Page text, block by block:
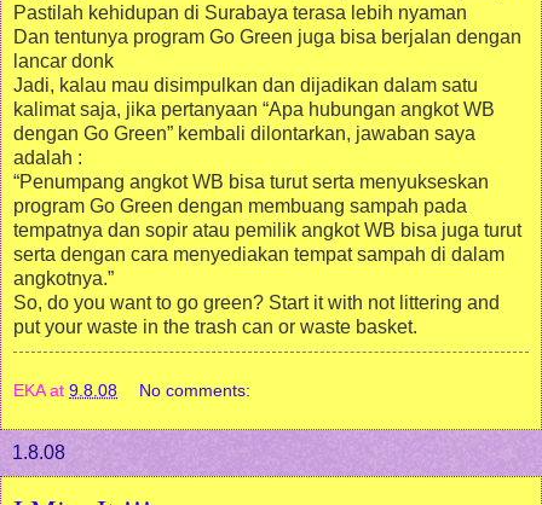
Pastilah kehidupan di Surabaya terasa lebih nyaman
Dan tentunya program Go Green juga bisa berjalan dengan
lancar donk
Jadi, kalau mau disimpulkan dan dijadikan dalam satu
kalimat saja, jika pertanyaan “Apa hubungan angkot WB
dengan Go Green” kembali dilontarkan, jawaban saya
adalah :
“Penumpang angkot WB bisa turut serta menyukseskan
program Go Green dengan membuang sampah pada
tempatnya dan sopir atau pemilik angkot WB bisa juga turut
serta dengan cara menyediakan tempat sampah di dalam
angkotnya.”
So, do you want to go green? Start it with not littering and
put your waste in the trash can or waste basket.
EKA at 9.8.08 No comments:
1.8.08